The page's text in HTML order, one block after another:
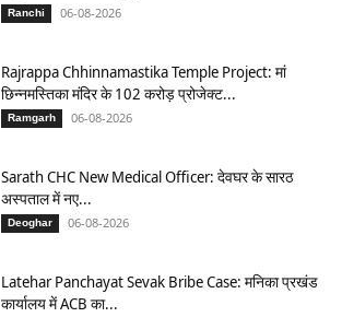
Ranchi 06-08-2026
Rajrappa Chhinnamastika Temple Project: मां
छिन्नमस्तिका मंदिर के 102 करोड़ प्रोजेक्ट...
Ramgarh 06-08-2026
Sarath CHC New Medical Officer: देवघर के सारठ
अस्पताल में नए...
Deoghar 06-08-2026
Latehar Panchayat Sevak Bribe Case: मनिका प्रखंड
कार्यालय में ACB का...